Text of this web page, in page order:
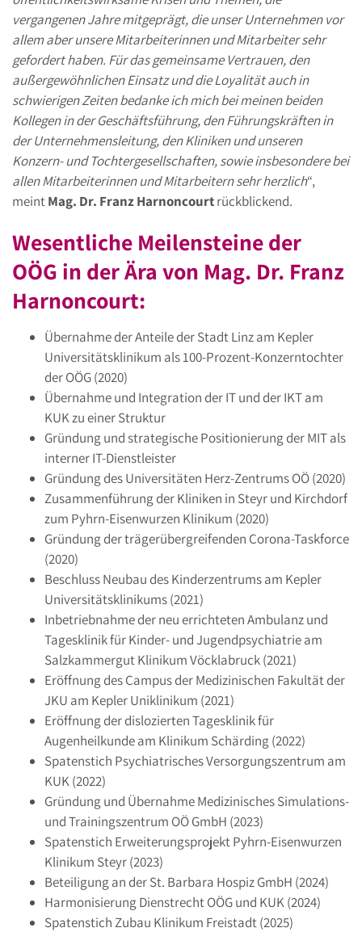
vergangenen Jahre mitgeprägt, die unser Unternehmen vor
allem aber unsere Mitarbeiterinnen und Mitarbeiter sehr
gefordert haben. Für das gemeinsame Vertrauen, den
außergewöhnlichen Einsatz und die Loyalität auch in
schwierigen Zeiten bedanke ich mich bei meinen beiden
Kollegen in der Geschäftsführung, den Führungskräften in
der Unternehmensleitung, den Kliniken und unseren
Konzern- und Tochtergesellschaften, sowie insbesondere bei
allen Mitarbeiterinnen und Mitarbeitern sehr herzlich“,
meintMag. Dr. Franz Harnoncourtrückblickend.
Wesentliche Meilensteine der
OÖG in der Ära von Mag. Dr. Franz
Harnoncourt:
Übernahme der Anteile der Stadt Linz am Kepler
Universitätsklinikum als 100-Prozent-Konzerntochter
der OÖG (2020)
Übernahme und Integration der IT und der IKT am
KUK zu einer Struktur
Gründung und strategische Positionierung der MIT als
interner IT-Dienstleister
Gründung des Universitäten Herz-Zentrums OÖ (2020)
Zusammenführung der Kliniken in Steyr und Kirchdorf
zum Pyhrn-Eisenwurzen Klinikum (2020)
Gründung der trägerübergreifenden Corona-Taskforce
(2020)
Beschluss Neubau des Kinderzentrums am Kepler
Universitätsklinikums (2021)
Inbetriebnahme der neu errichteten Ambulanz und
Tagesklinik für Kinder- und Jugendpsychiatrie am
Salzkammergut Klinikum Vöcklabruck (2021)
Eröffnung des Campus der Medizinischen Fakultät der
JKU am Kepler Uniklinikum (2021)
Eröffnung der dislozierten Tagesklinik für
Augenheilkunde am Klinikum Schärding (2022)
Spatenstich Psychiatrisches Versorgungszentrum am
KUK (2022)
Gründung und Übernahme Medizinisches Simulations-
und Trainingszentrum OÖ GmbH (2023)
Spatenstich Erweiterungsprojekt Pyhrn-Eisenwurzen
Klinikum Steyr (2023)
Beteiligung an der St. Barbara Hospiz GmbH (2024)
Harmonisierung Dienstrecht OÖG und KUK (2024)
Spatenstich Zubau Klinikum Freistadt (2025)